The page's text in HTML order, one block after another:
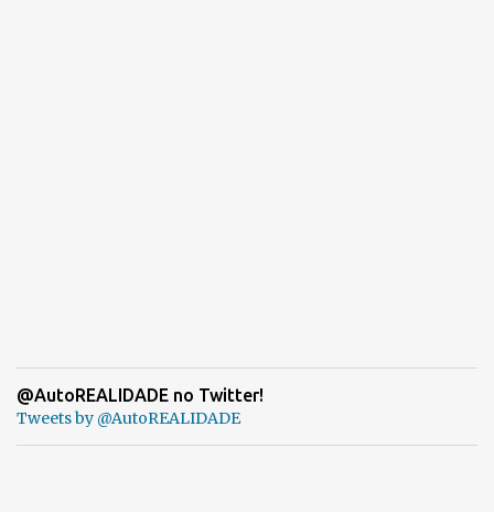
@AutoREALIDADE no Twitter!
Tweets by @AutoREALIDADE